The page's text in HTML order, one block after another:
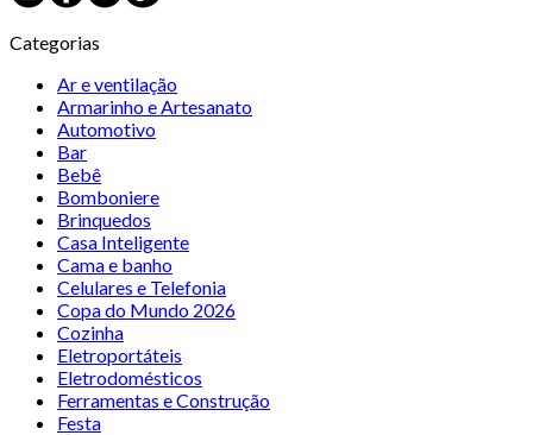
Categorias
Ar e ventilação
Armarinho e Artesanato
Automotivo
Bar
Bebê
Bomboniere
Brinquedos
Casa Inteligente
Cama e banho
Celulares e Telefonia
Copa do Mundo 2026
Cozinha
Eletroportáteis
Eletrodomésticos
Ferramentas e Construção
Festa